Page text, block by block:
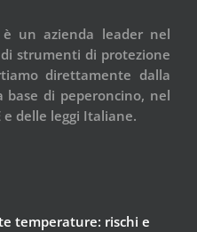
è un azienda leader nel
strumenti di protezione
direttamente dalla
di peperoncino, nel
delle leggi Italiane.
temperature: rischi e